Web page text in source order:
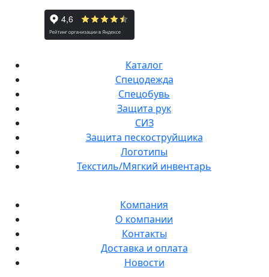
Каталог
Спецодежда
Спецобувь
Защита рук
СИЗ
Защита пескоструйщика
Логотипы
Текстиль/Мягкий инвентарь
Компания
О компании
Контакты
Доставка и оплата
Новости